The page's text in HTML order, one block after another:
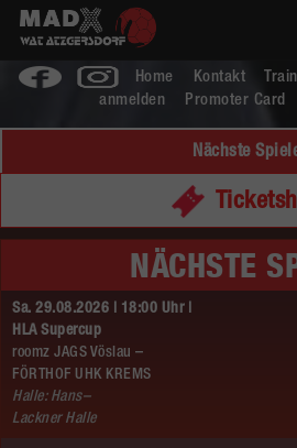
Home Kontakt
anmelden
Promoter Card
Nächste
NÄCHSTE
Sa. 29.08.2026 | 18:00 Uhr |
HLA Supercup
roomz JAGS Vöslau –
FÖRTHOF UHK KREMS
Halle: Hans–
Lackner Halle